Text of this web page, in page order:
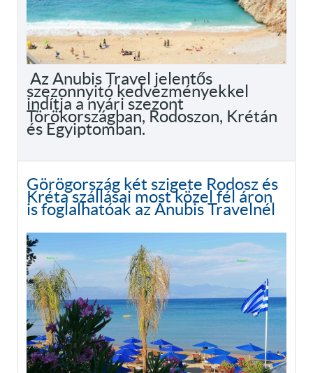
Az Anubis Travel jelentős
szezonnyitó kedvezményekkel
indítja a nyári szezont
Törökországban, Rodoszon, Krétán
és Egyiptomban.
Görögország két szigete Rodosz és
Kréta szállásai most közel fél áron
is foglalhatóak az Anubis Travelnél